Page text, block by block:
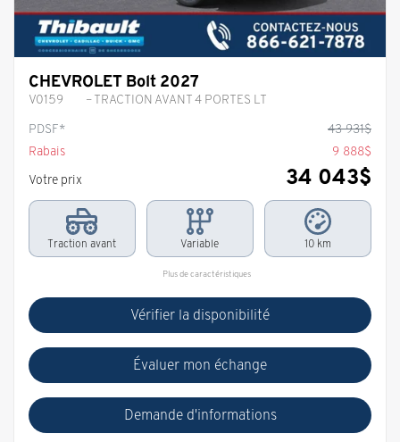
CHEVROLET Bolt 2027
V0159
– TRACTION AVANT 4 PORTES LT
PDSF*
43 931$
Rabais
9 888$
Votre prix
34 043$
Traction avant Variable 10 km
Plus de caractéristiques
Vérifier la disponibilité
Évaluer mon échange
Demande d'informations